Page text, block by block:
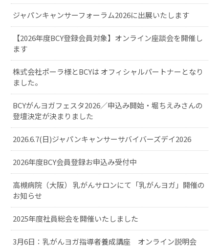
ジャパンキャンサーフォーラム2026に出展いたします
【2026年度BCY登録会員対象】オンライン座談会を開催し
ます
株式会社ポーラ様とBCYは オフィシャルパートナーとなり
ました。
BCYがんヨガフェスタ2026／申込み開始・堀ちえみさんの
登壇決定が決まりました
2026.6.7(日)ジャパンキャンサーサバイバーズデイ2026
2026年度BCY会員登録お申込み受付中
高槻病院（大阪） 乳がんサロンにて「乳がんヨガ」開催の
お知らせ
2025年度社員総会を開催いたしました
3月6日：乳がんヨガ指導者養成講座 オンライン説明会